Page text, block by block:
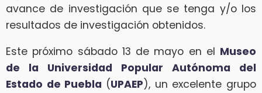
avance de investigación que se tenga y/o los
resultados de investigación obtenidos.
Este próximo sábado 13 de mayo en el Museo
de la Universidad Popular Autónoma del
Estado de Puebla (UPAEP), un excelente grupo